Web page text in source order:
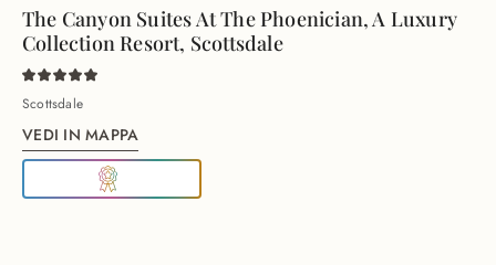
The Canyon Suites At The Phoenician, A Luxury
Collection Resort, Scottsdale
Scottsdale
VEDI IN MAPPA